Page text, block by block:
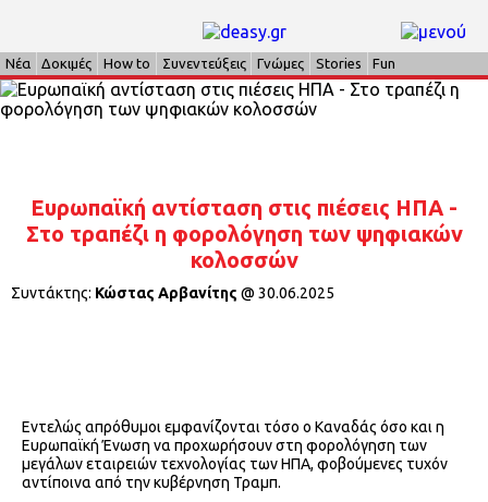
Νέα Δοκιμές How to Συνεντεύξεις Γνώμες Stories Fun
Ευρωπαϊκή αντίσταση στις πιέσεις ΗΠΑ -
Στο τραπέζι η φορολόγηση των ψηφιακών
κολοσσών
Συντάκτης: Κώστας Αρβανίτης @ 30.06.2025
Εντελώς απρόθυμοι εμφανίζονται τόσο ο Καναδάς όσο και η
Ευρωπαϊκή Ένωση να προχωρήσουν στη φορολόγηση των
μεγάλων εταιρειών τεχνολογίας των ΗΠΑ, φοβούμενες τυχόν
αντίποινα από την κυβέρνηση Τραμπ.